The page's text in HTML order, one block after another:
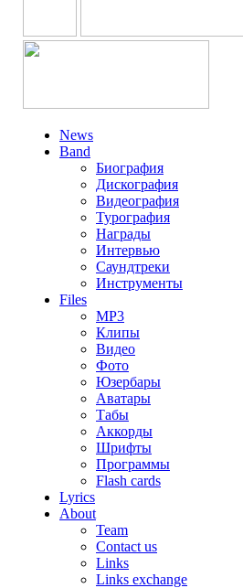
News
Band
Биография
Дискография
Видеография
Турография
Награды
Интервью
Саундтреки
Инструменты
Files
MP3
Клипы
Видео
Фото
Юзербары
Аватары
Табы
Аккорды
Шрифты
Программы
Flash cards
Lyrics
About
Team
Contact us
Links
Links exchange